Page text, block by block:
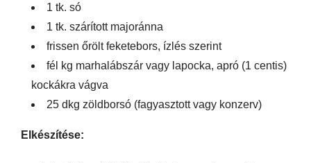
1 tk. só
1 tk. szárított majoránna
frissen őrölt feketebors, ízlés szerint
fél kg marhalábszár vagy lapocka, apró (1 centis)
kockákra vágva
25 dkg zöldborsó (fagyasztott vagy konzerv)
Elkészítése: